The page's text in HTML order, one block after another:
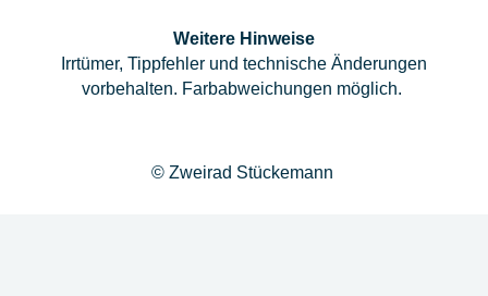
Weitere Hinweise
Irrtümer, Tippfehler und technische Änderungen
vorbehalten. Farbabweichungen möglich.
© Zweirad Stückemann